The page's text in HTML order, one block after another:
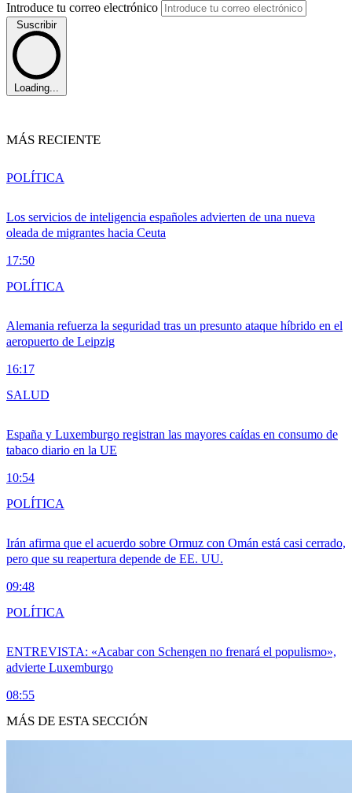
Introduce tu correo electrónico
Suscribir
Loading...
MÁS RECIENTE
Los servicios de inteligencia españoles advierten de una nueva
oleada de migrantes hacia Ceuta
17:50
POLÍTICA
Alemania refuerza la seguridad tras un presunto ataque híbrido en el
aeropuerto de Leipzig
16:17
POLÍTICA
España y Luxemburgo registran las mayores caídas en consumo de
tabaco diario en la UE
10:54
SALUD
Irán afirma que el acuerdo sobre Ormuz con Omán está casi cerrado,
pero que su reapertura depende de EE. UU.
09:48
POLÍTICA
ENTREVISTA: «Acabar con Schengen no frenará el populismo»,
advierte Luxemburgo
08:55
POLÍTICA
MÁS DE ESTA SECCIÓN